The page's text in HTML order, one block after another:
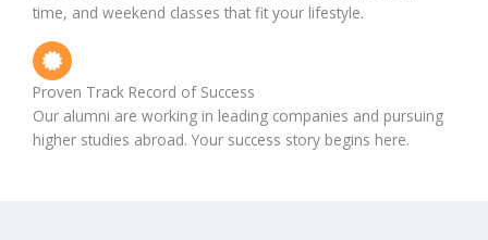
time, and weekend classes that fit your lifestyle.
Proven Track Record of Success
Our alumni are working in leading companies and pursuing
higher studies abroad. Your success story begins here.